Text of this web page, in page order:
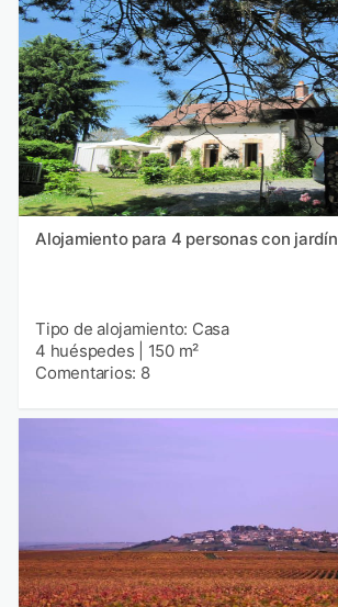
Alojamiento para 4 personas con jardín
Tipo de alojamiento: Casa
4 huéspedes
150 m²
Comentarios: 8